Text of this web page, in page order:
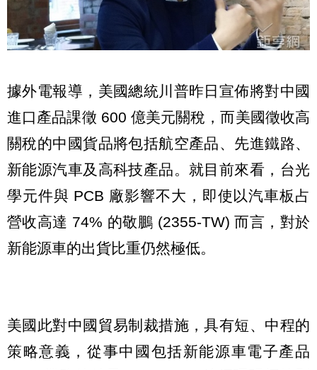
據外電報導，美國總統川普昨日宣佈將對中國
進口產品課徵 600 億美元關稅，而美國徵收高
關稅的中國貨品將包括航空產品、先進鐵路、
新能源汽車及高科技產品。就目前來看，台光
學元件與 PCB 廠影響不大，即使以汽車板占
營收高達 74% 的敬鵬 (2355-TW) 而言，對於
新能源車的出貨比重仍然極低。
美國此對中國貿易制裁措施，具有短、中程的
策略意義，從事中國包括新能源車電子產品